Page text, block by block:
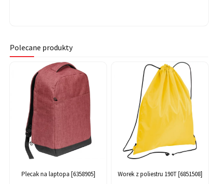
Polecane produkty
Plecak na laptopa [6358905] Worek z poliestru 190T [6851508]